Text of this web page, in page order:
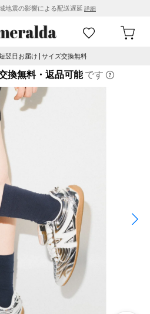
地震の影響による配送遅延 詳細
翌日お届け | サイズ交換無料
換無料・返品可能です